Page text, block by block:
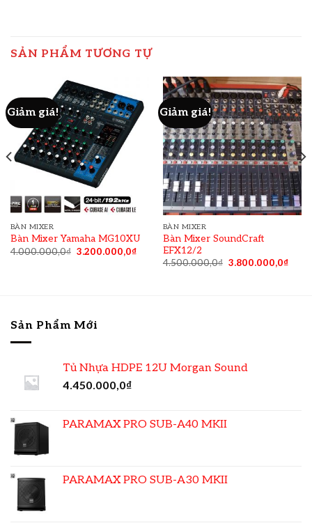
SẢN PHẨM TƯƠNG TỰ
Giảm giá!
BÀN MIXER
Bàn Mixer Yamaha MG10XU
4.000.000,0₫ 3.200.000,0₫
Giảm giá!
BÀN MIXER
Bàn Mixer SoundCraft
EFX12/2
4.500.000,0₫ 3.800.000,0₫
Sản Phẩm Mới
Tủ Nhựa HDPE 12U Morgan Sound
4.450.000,0₫
PARAMAX PRO SUB-A40 MKII
PARAMAX PRO SUB-A30 MKII